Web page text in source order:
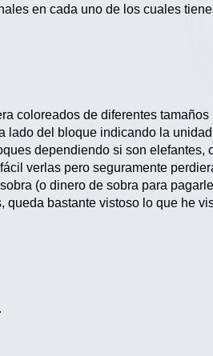
en cada uno de los cuales
coloreados de diferentes
del bloque indicando la
dependiendo si son elefantes,
verlas pero seguramente
(o dinero de sobra para
queda bastante vistoso lo que he